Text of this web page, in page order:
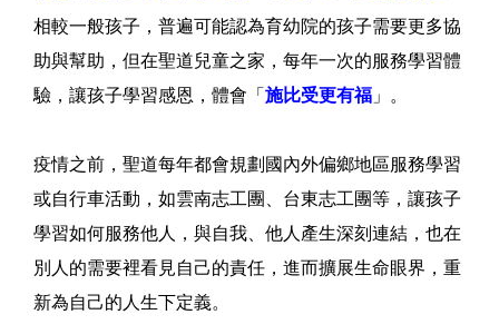
相較一般孩子，普遍可能認為育幼院的孩子需要更多協
助與幫助，但在聖道兒童之家，每年一次的服務學習體
驗，讓孩子學習感恩，體會「 施比受更有福 」。
疫情之前，聖道每年都會規劃國內外偏鄉地區服務學習
或自行車活動，如雲南志工團、台東志工團等，讓孩子
學習如何服務他人，與自我、他人產生深刻連結，也在
別人的需要裡看見自己的責任，進而擴展生命眼界，重
新為自己的人生下定義。